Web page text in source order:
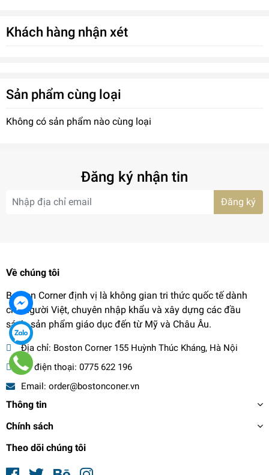
Khách hàng nhận xét
Sản phẩm cùng loại
Không có sản phẩm nào cùng loại
Đăng ký nhận tin
Đăng ký
Về chúng tôi
Boston Corner định vị là không gian tri thức quốc tế dành
cho người Việt, chuyên nhập khẩu và xây dựng các đầu
sách, sản phẩm giáo dục đến từ Mỹ và Châu Âu.
Địa chỉ: Boston Corner 155 Huỳnh Thúc Kháng, Hà Nội
Số điện thoại: 0775 622 196
Email: order@bostonconer.vn
Thông tin
Chính sách
Theo dõi chúng tôi